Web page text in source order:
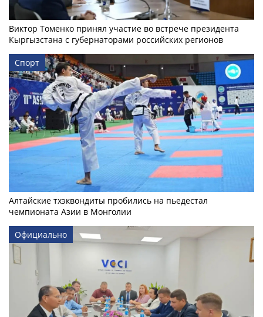
Виктор Томенко принял участие во встрече президента
Кыргызстана с губернаторами российских регионов
Спорт
Алтайские тхэквондиты пробились на пьедестал
чемпионата Азии в Монголии
Официально